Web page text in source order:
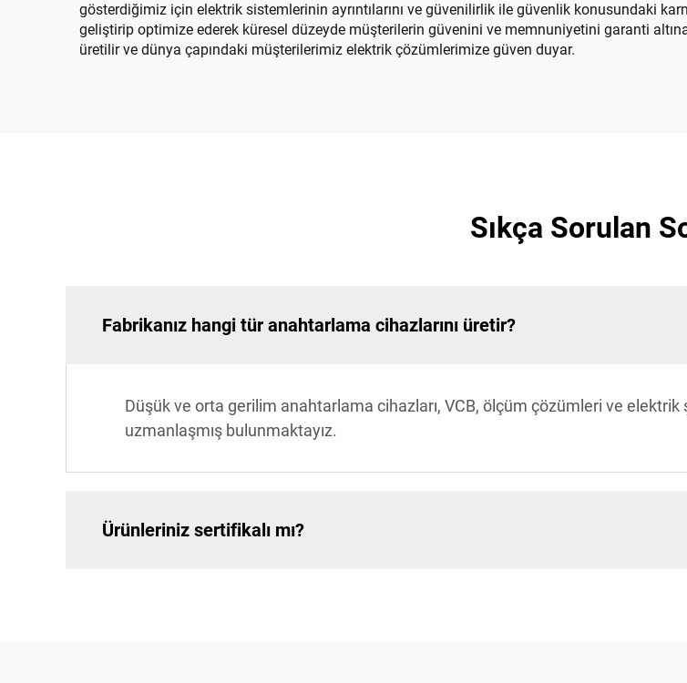
gösterdiğimiz için elektrik sistemlerinin ayrıntılarını ve güvenilirlik ile güvenlik konusundaki
geliştirip optimize ederek küresel düzeyde müşterilerin güvenini ve memnuniyetini garanti
üretilir ve dünya çapındaki müşterilerimiz elektrik çözümlerimize güven duyar.
Sıkça Sorulan
Fabrikanız hangi tür anahtarlama cihazlarını üretir?
Düşük ve orta gerilim anahtarlama cihazları, VCB, ölçüm çözümleri ve
uzmanlaşmış bulunmaktayız.
Ürünleriniz sertifikalı mı?